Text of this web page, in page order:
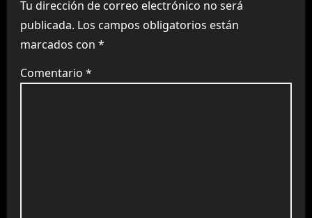
Tu dirección de correo electrónico no será
publicada. Los campos obligatorios están
marcados con *
Comentario *